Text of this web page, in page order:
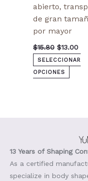
abierto,
de gran
por mayor
$15.80 $13.00
SELECCIONAR
OPCIONES
13 Years of Shaping
As a certified
specialize in body